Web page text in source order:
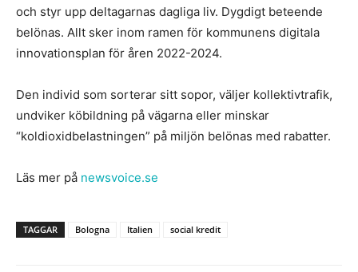
och styr upp deltagarnas dagliga liv. Dygdigt beteende
belönas. Allt sker inom ramen för kommunens digitala
innovationsplan för åren 2022-2024.
Den individ som sorterar sitt sopor, väljer kollektivtrafik,
undviker köbildning på vägarna eller minskar
“koldioxidbelastningen” på miljön belönas med rabatter.
Läs mer på newsvoice.se
TAGGAR Bologna Italien social kredit